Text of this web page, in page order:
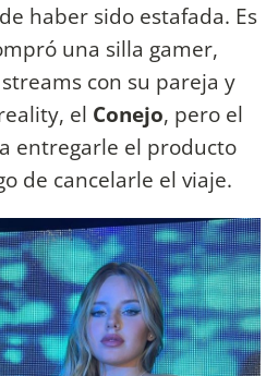
haber sido estafada. Es
una silla gamer,
con su pareja y
el Conejo, pero el
entregarle el producto
de cancelarle el viaje.